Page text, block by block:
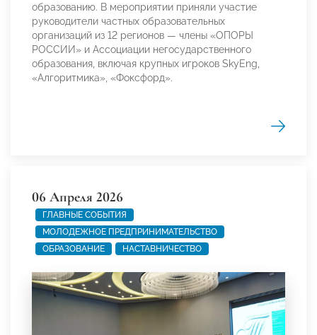
образованию. В мероприятии приняли участие
руководители частных образовательных
организаций из 12 регионов — члены «ОПОРЫ
РОССИИ» и Ассоциации негосударственного
образования, включая крупных игроков SkyEng,
«Алгоритмика», «Фоксфорд».
06 Апреля 2026
ГЛАВНЫЕ СОБЫТИЯ
МОЛОДЕЖНОЕ ПРЕДПРИНИМАТЕЛЬСТВО
ОБРАЗОВАНИЕ
НАСТАВНИЧЕСТВО